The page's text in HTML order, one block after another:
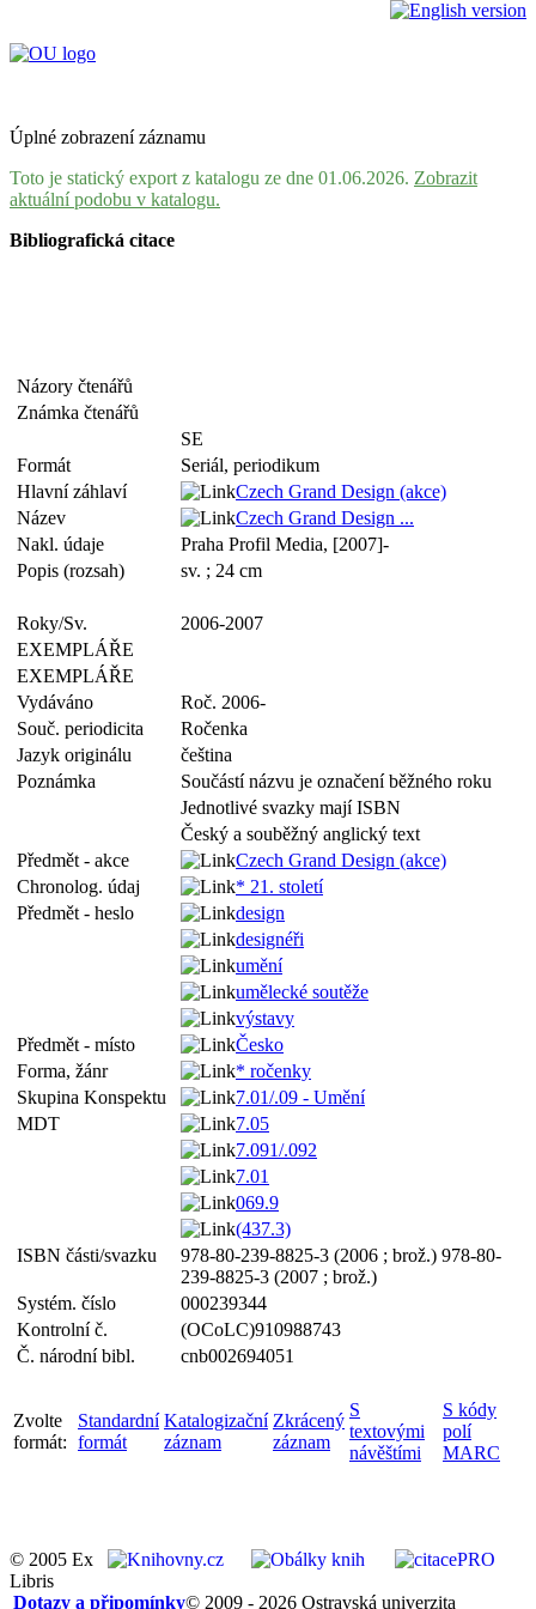
Úplné zobrazení záznamu
Toto je statický export z katalogu ze dne 01.06.2026. Zobrazit
aktuální podobu v katalogu.
Bibliografická citace
Názory čtenářů
Známka čtenářů
SE
Formát
Seriál, periodikum
Hlavní záhlaví
Czech Grand Design (akce)
Název
Czech Grand Design ...
Nakl. údaje
Praha Profil Media, [2007]-
Popis (rozsah)
sv. ; 24 cm
Roky/Sv.
2006-2007
EXEMPLÁŘE
EXEMPLÁŘE
Vydáváno
Roč. 2006-
Souč. periodicita
Ročenka
Jazyk originálu
čeština
Poznámka
Součástí názvu je označení běžného roku
Jednotlivé svazky mají ISBN
Český a souběžný anglický text
Předmět - akce
Czech Grand Design (akce)
Chronolog. údaj
* 21. století
Předmět - heslo
design
designéři
umění
umělecké soutěže
výstavy
Předmět - místo
Česko
Forma, žánr
* ročenky
Skupina Konspektu
7.01/.09 - Umění
MDT
7.05
7.091/.092
7.01
069.9
(437.3)
ISBN části/svazku
978-80-239-8825-3 (2006 ; brož.) 978-80-
239-8825-3 (2007 ; brož.)
Systém. číslo
000239344
Kontrolní č.
(OCoLC)910988743
Č. národní bibl.
cnb002694051
Zvolte
formát:
Standardní
formát
Katalogizační
záznam
Zkrácený
záznam
S
textovými
návěštími
S kódy
polí
MARC
© 2005 Ex
Libris
© 2009 - 2026 Ostravská univerzita
Dotazy a připomínky